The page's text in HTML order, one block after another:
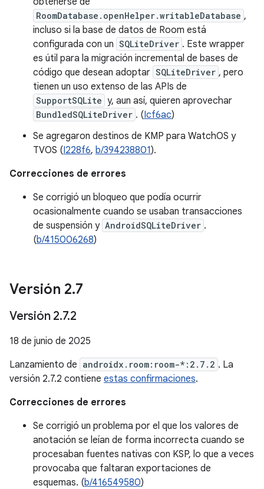
RoomDatabase.openHelper.writableDatabase ,
incluso si la base de datos de Room está
configurada con un SQLiteDriver . Este wrapper
es útil para la migración incremental de bases de
código que desean adoptar SQLiteDriver , pero
tienen un uso extenso de las APIs de
SupportSQLite y, aun así, quieren aprovechar
BundledSQLiteDriver . (Icf6ac)
Se agregaron destinos de KMP para WatchOS y
TVOS (I228f6, b/394238801).
Correcciones de errores
Se corrigió un bloqueo que podía ocurrir
ocasionalmente cuando se usaban transacciones
de suspensión y AndroidSQLiteDriver .
(b/415006268)
Versión 2.7
Versión 2.7.2
18 de junio de 2025
Lanzamiento de androidx.room:room-*:2.7.2 . La
versión 2.7.2 contiene estas confirmaciones.
Correcciones de errores
Se corrigió un problema por el que los valores de
anotación se leían de forma incorrecta cuando se
procesaban fuentes nativas con KSP, lo que a veces
provocaba que faltaran exportaciones de
esquemas. (b/416549580)